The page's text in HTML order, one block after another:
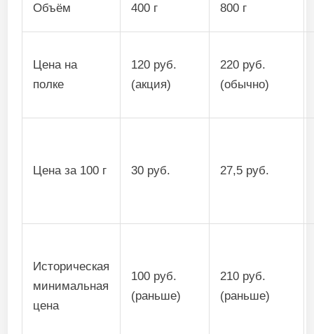
Объём 400 г 800 г
Цена на
полке
120 руб.
(акция)
220 руб.
(обычно)
Цена за 100 г 30 руб. 27,5 руб.
Историческая
минимальная
цена
100 руб.
(раньше)
210 руб.
(раньше)